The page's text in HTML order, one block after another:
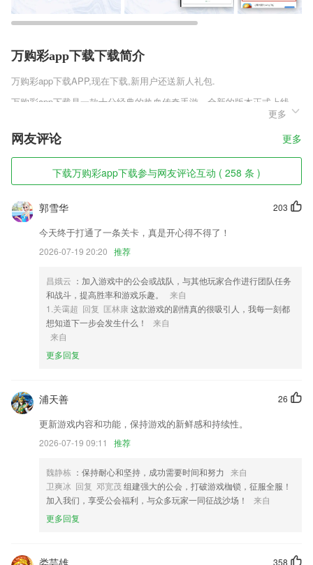
万购彩app下载下载简介
万购彩app下载APP,现在下载,新用户还送新人礼包.
万购彩app下载是一款十分经典的热血传奇手游。全新的版本正式上线，
9966w平台更是带来的超多的奖励福利让你自由领取，全新的故事助你轻
松的沉浸，同时更能使你快速的感受到游戏带来的魅力。感兴趣的朋友欢
迎前来下载，体验一下最独特热血的传奇手游啦!
万购彩app下载软件特色
1,采用现代动画手法，集合中国人物、中国历史、中国场景，将《渭城
曲》、《游子吟》、《早发白帝城》、《回乡偶书》、《泊船瓜洲》等唐
诗宋词的意境以中国传统水墨画的形式形象的展示出来，并配以全新谱曲
歌唱，就像是一幅幅行云流水的中国水墨画，意味深远，韵味悠长。
2,【潜力佳作，全民阅读】
4,提供一对一在线咨询服务，用户沟通更便捷
5,软件为你提供精美的日期展示，有完整的节日日历提供
6,公共下载
万购彩app下载软件优势
2.直接在线查询自己的学习成绩信息
3.一键生成随机题目，在随机练题下可以检测个人对各个知识点的掌握程
5.·线上有专门的互动交流专区让你们可以自由讨论
6.★目标导向，认识各种日常用品；
万购彩app下载更新了什么?
店进行打分评论，说出您的使用经历，以帮助我们更好的对产品进行优化
更多
网友评论 更多
下载万购彩app下载参与网友评论互动 ( 258 条 )
203
郭雪华
今天终于打通了一条关卡，真是开心得不得了！
2026-07-19 20:20 推荐
昌娥云 ：加入游戏中的公会或战队，与其他玩家合作进行团队任务
和战斗，提高胜率和游戏乐趣。
来自
1.关霭超 回复 匡林康这款游戏的剧情真的很吸引人，我每一刻都
想知道下一步会发生什么！
来自
来自
更多回复
26
浦天善
更新游戏内容和功能，保持游戏的新鲜感和持续性。
2026-07-19 09:11 推荐
魏静栋 ：保持耐心和坚持，成功需要时间和努力 来自
卫爽冰 回复 邓宽茂组建强大的公会，打破游戏枷锁，征服全服！
加入我们，享受公会福利，与众多玩家一同征战沙场！
来自
更多回复
358
娄芸雄